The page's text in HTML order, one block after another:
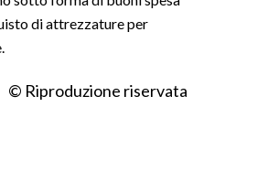
di attrezzature per
© Riproduzione riservata